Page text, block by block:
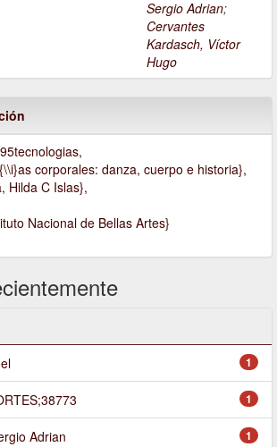
Sergio Adrian;
Cervantes
Kardasch, Víctor
Hugo
corporales: danza, cuerpo e historia},
C Islas},
Nacional de Bellas Artes}
1
1
1
Adrian